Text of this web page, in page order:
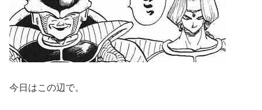
今日はこの辺で。